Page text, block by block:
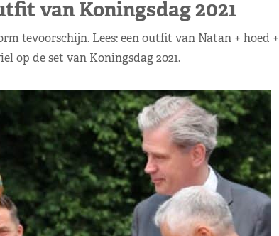
van Koningsdag 2021
tevoorschijn. Lees: een outfit van Natan + hoed +
op de set van Koningsdag 2021.